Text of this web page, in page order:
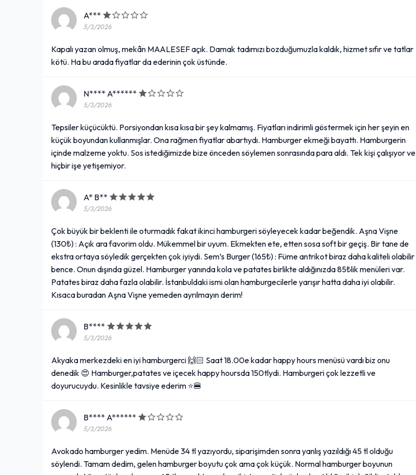
A***
5/3/2026
Kapalı yazan olmuş, mekân MAALESEF açık. Damak tadımızı bozduğumuzla kaldık, hizmet sıfır ve tatlar
kötü. Ha bu arada fiyatlar da ederinin çok üstünde.
N**** A******
5/3/2026
Tepsiler küçücüktü. Porsiyondan kısa kısa bir şey kalmamış. Fiyatları indirimli göstermek için her şeyin en
küçük boyundan kullanmışlar. Ona rağmen fiyatlar abartıydı. Hamburger ekmeği bayattı. Hamburgerin
içinde malzeme yoktu. Sos istediğimizde bize önceden söylemen sonrasında para aldı. Tek kişi çalışıyor ve
hiçbir işe yetişemiyor.
A* B**
5/3/2026
Çok büyük bir beklenti ile oturmadık fakat ikinci hamburgeri söyleyecek kadar beğendik. Aşna Vişne
(130₺) : Açık ara favorim oldu. Mükemmel bir uyum. Ekmekten ete, etten sosa soft bir geçiş. Bir tane de
ekstra ortaya söyledik gerçekten çok iyiydi. Sem’s Burger (165₺) : Füme antrikot biraz daha kaliteli olabilir
bence. Onun dışında güzel. Hamburger yanında kola ve patates birlikte aldığınızda 85₺lik menüleri var.
Patates biraz daha fazla olabilir. İstanbuldaki ismi olan hamburgecilerle yarışır hatta daha iyi olabilir.
Kısaca buradan Aşna Vişne yemeden ayrılmayın derim!
B****
5/3/2026
Akyaka merkezdeki en iyi hamburgerci 🙌🏻 Saat 18.00e kadar happy hours menüsü vardı biz onu
denedik 😍 Hamburger,patates ve içecek happy hoursda 150tlydi. Hamburgeri çok lezzetli ve
doyurucuydu. Kesinlikle tavsiye ederim ⭐️🍔
B**** A******
5/3/2026
Avokado hamburger yedim. Menüde 34 tl yazıyordu, siparişimden sonra yanlış yazıldığı 45 tl olduğu
söylendi. Tamam dedim, gelen hamburger boyutu çok ama çok küçük. Normal hamburger boyunun